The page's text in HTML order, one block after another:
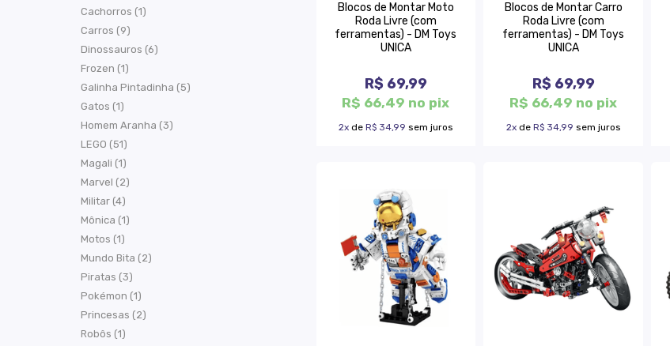
Cachorros (1)
Carros (9)
Dinossauros (6)
Frozen (1)
Galinha Pintadinha (5)
Gatos (1)
Homem Aranha (3)
LEGO (51)
Magali (1)
Marvel (2)
Militar (4)
Mônica (1)
Motos (1)
Mundo Bita (2)
Piratas (3)
Pokémon (1)
Princesas (2)
Robôs (1)
Blocos de Montar Moto
Roda Livre (com
ferramentas) - DM Toys
UNICA
R$ 69,99
R$ 66,49 no pix
2xde R$ 34,99 sem juros
Blocos de Montar Carro
Roda Livre (com
ferramentas) - DM Toys
UNICA
R$ 69,99
R$ 66,49 no pix
2xde R$ 34,99 sem juros